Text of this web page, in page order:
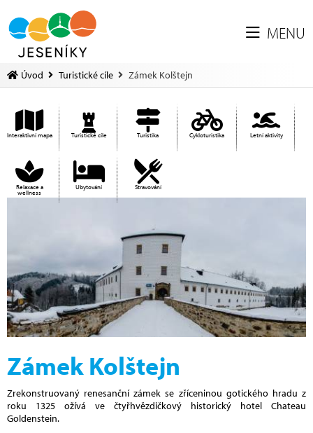
MENU
Úvod Turistické cíle Zámek Kolštejn
Interaktivní mapa Turistické cíle Turistika Cykloturistika Letní aktivity
Relaxace a
wellness
Ubytování Stravování
Zámek Kolštejn
Zrekonstruovaný renesanční zámek se zříceninou gotického hradu z
roku 1325 ožívá ve čtyřhvězdičkový historický hotel Chateau
Goldenstein.